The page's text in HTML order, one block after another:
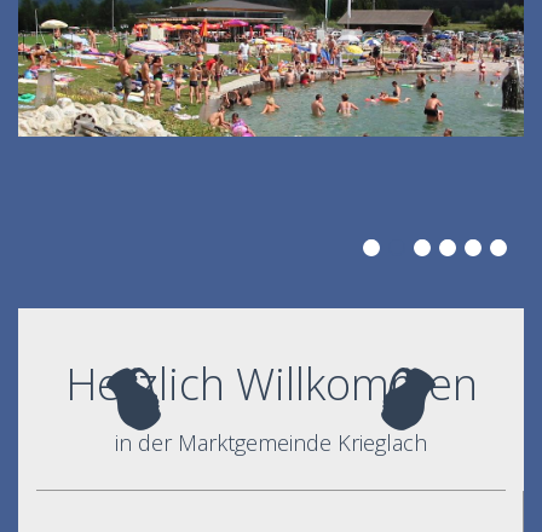
Herzlich Willkommen
in der Marktgemeinde Krieglach